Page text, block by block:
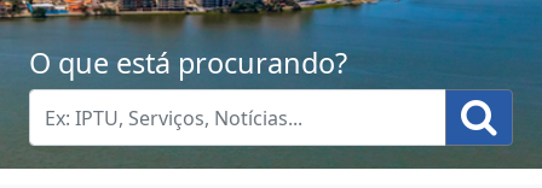
O que está procurando?